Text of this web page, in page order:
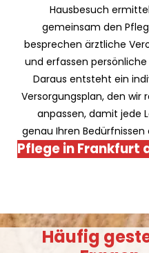
Hausbesuch
gemeinsam den
besprechen ärztliche
und erfassen persönliche
Daraus entsteht ein
Versorgungsplan, den wir
anpassen, damit jede
genau Ihren
Pflege in Frankfurt
Häufig